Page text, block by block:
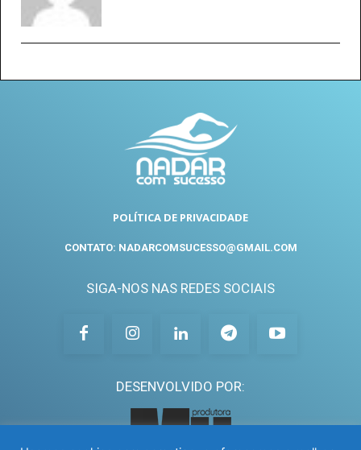
POLÍTICA DE PRIVACIDADE
CONTATO: NADARCOMSUCESSO@GMAIL.COM
SIGA-NOS NAS REDES SOCIAIS
DESENVOLVIDO POR: